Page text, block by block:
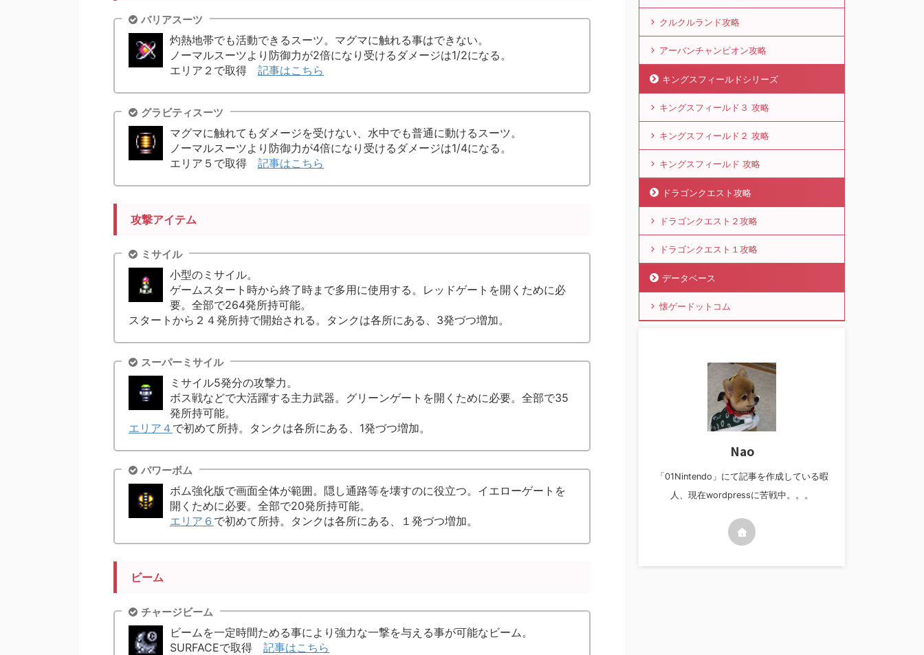
バリアスーツ
灼熱地帯でも活動できるスーツ。マグマに触れる事はできない。
ノーマルスーツより防御力が2倍になり受けるダメージは1/2になる。
エリア２で取得 記事はこちら
グラビティスーツ
マグマに触れてもダメージを受けない、水中でも普通に動けるスーツ。
ノーマルスーツより防御力が4倍になり受けるダメージは1/4になる。
エリア５で取得 記事はこちら
攻撃アイテム
ミサイル
小型のミサイル。
ゲームスタート時から終了時まで多用に使用する。レッドゲートを開くために必
要。全部で264発所持可能。
スタートから２４発所持で開始される。タンクは各所にある、3発づつ増加。
スーパーミサイル
ミサイル5発分の攻撃力。
ボス戦などで大活躍する主力武器。グリーンゲートを開くために必要。全部で35
発所持可能。
エリア４ で初めて所持。タンクは各所にある、1発づつ増加。
パワーボム
ボム強化版で画面全体が範囲。隠し通路等を壊すのに役立つ。イエローゲートを
開くために必要。全部で20発所持可能。
エリア６ で初めて所持。タンクは各所にある、１発づつ増加。
ビーム
チャージビーム
ビームを一定時間ためる事により強力な一撃を与える事が可能なビーム。
SURFACEで取得 記事はこちら
クルクルランド攻略
アーバンチャンピオン攻略
キングスフィールドシリーズ
キングスフィールド３ 攻略
キングスフィールド２ 攻略
キングスフィールド 攻略
ドラゴンクエスト攻略
ドラゴンクエスト２攻略
ドラゴンクエスト１攻略
データベース
懐ゲードットコム
Nao
「01Nintendo」にて記事を作成している暇
人、現在wordpressに苦戦中。。。